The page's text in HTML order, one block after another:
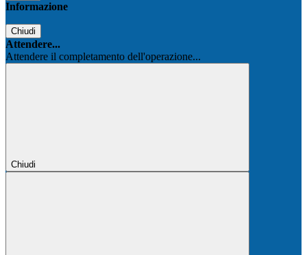
Informazione
Chiudi
Attendere...
Attendere il completamento dell'operazione...
Chiudi